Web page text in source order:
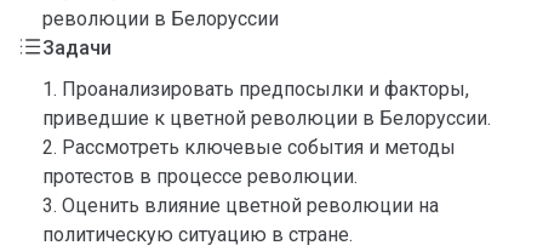
революции в Белоруссии
Задачи
1. Проанализировать предпосылки и факторы,
приведшие к цветной революции в Белоруссии.
2. Рассмотреть ключевые события и методы
протестов в процессе революции.
3. Оценить влияние цветной революции на
политическую ситуацию в стране.